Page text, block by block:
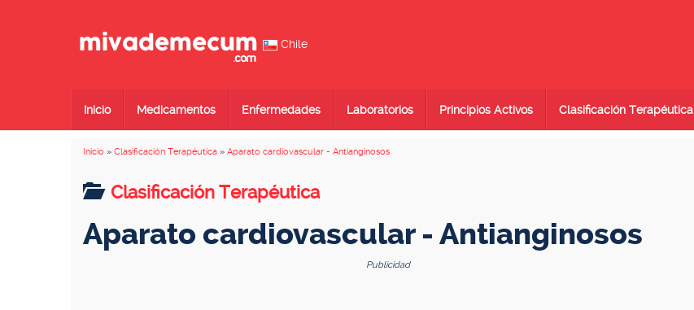
Chile
Inicio Medicamentos Enfermedades Laboratorios Principios Activos Clasificación Terapéutica
Inicio » Clasificación Terapéutica » Aparato cardiovascular - Antianginosos
Clasificación Terapéutica
Aparato cardiovascular - Antianginosos
Publicidad